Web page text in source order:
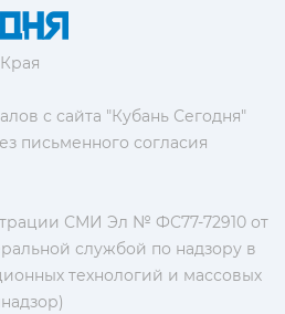
с сайта "Кубань Сегодня"
письменного согласия
СМИ Эл № ФС77-72910 от
службой по надзору в
технологий и массовых